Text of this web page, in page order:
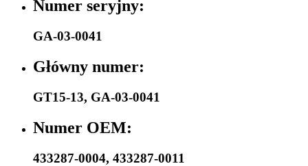
Numer seryjny:
GA-03-0041
Główny numer:
GT15-13, GA-03-0041
Numer OEM:
433287-0004, 433287-0011